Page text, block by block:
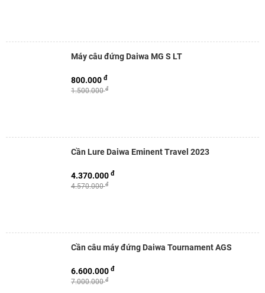
Máy câu đứng Daiwa MG S LT
1.500.000đ
800.000 đ
Cần Lure Daiwa Eminent Travel 2023
4.570.000đ
4.370.000 đ
Cần câu máy đứng Daiwa Tournament AGS
7.000.000đ
6.600.000 đ